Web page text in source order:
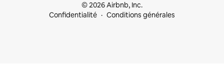
© 2026 Airbnb, Inc.
Confidentialité
Conditions générales